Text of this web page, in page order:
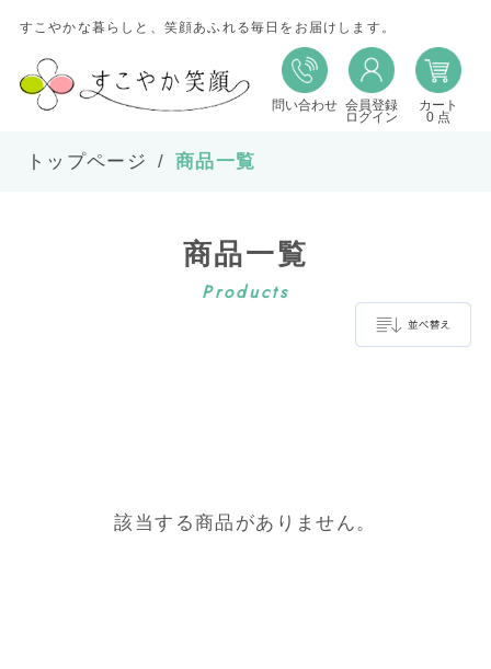
すこやかな暮らしと、笑顔あふれる毎日をお届けします。
問い合わせ 会員登録
ログイン
カート
0 点
トップページ 商品一覧
商品一覧
Products
並び替え
該当する商品がありません。